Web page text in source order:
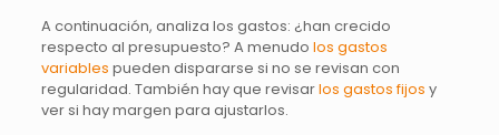
A continuación, analiza los gastos: ¿han crecido
respecto al presupuesto? A menudo los gastos
variables pueden dispararse si no se revisan con
regularidad. También hay que revisarlos gastos fijos y
ver si hay margen para ajustarlos.